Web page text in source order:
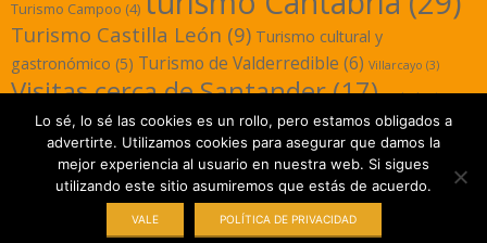
Turismo Campoo (4)
Turismo Castilla León (9) Turismo cultural y
gastronómico (5) Turismo de Valderredible (6) Villarcayo (3)
Visitas cerca de Santander(17) yacimientos
romanos cantabria(3)
Designed using Magazine Hoot. Powered byWordPress
Lo sé, lo sé las cookies es un rollo, pero estamos obligados a
advertirte. Utilizamos cookies para asegurar que damos la
mejor experiencia al usuario en nuestra web. Si sigues
utilizando este sitio asumiremos que estás de acuerdo.
VALE POLÍTICA DE PRIVACIDAD